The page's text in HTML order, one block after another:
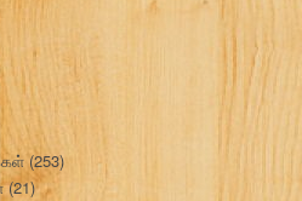
(253)
(21)